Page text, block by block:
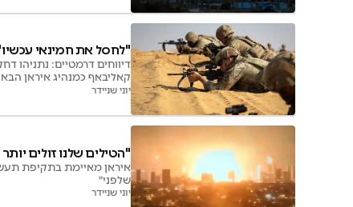
"לחסל את חמינאי
דיווחים דרמטיים: נתניהו
קאליבאף כמנהיג איראן
יוני שניידר
"הטילים שלנו זולים
איראן מאיימת בתקיפת
שלפני"
יוני שניידר